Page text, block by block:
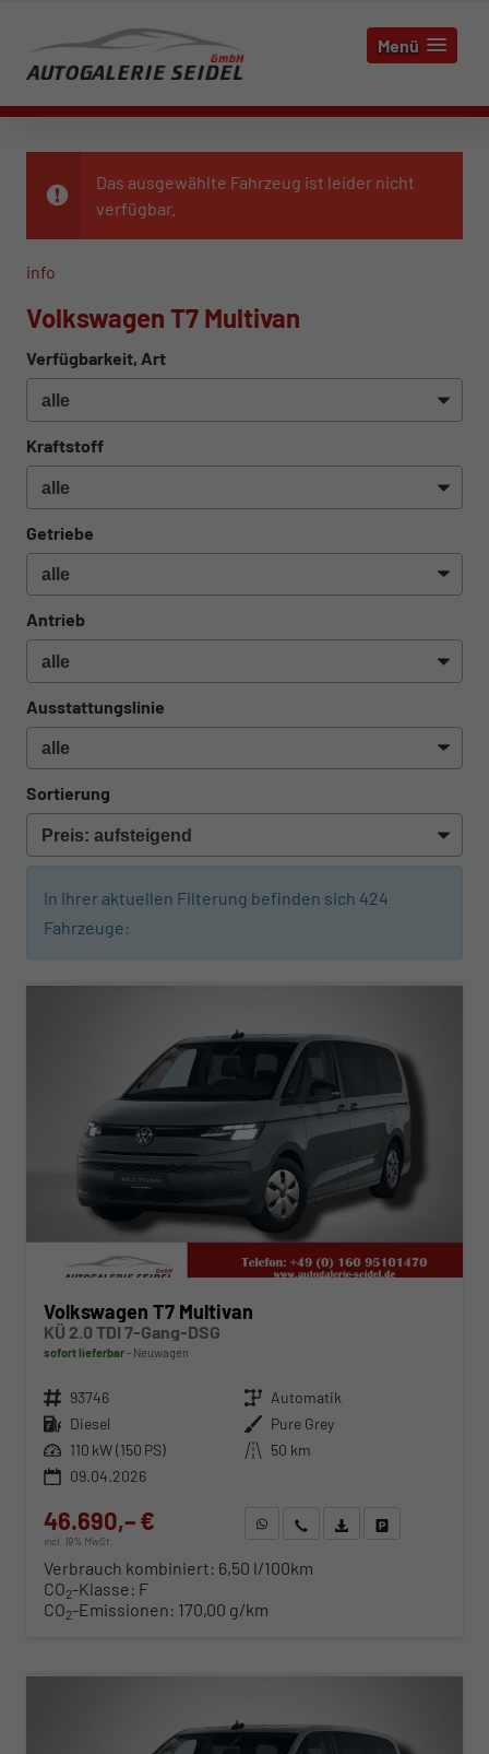
Menü
Das ausgewählte Fahrzeug ist leider nicht
verfügbar.
info
Volkswagen T7 Multivan
Verfügbarkeit, Art
Kraftstoff
Getriebe
Antrieb
Ausstattungslinie
Sortierung
In Ihrer aktuellen Filterung befinden sich 424
Fahrzeuge:
ab 474,– € mtl.
Volkswagen T7 Multivan
KÜ 2.0 TDI 7-Gang-DSG
sofort lieferbar Neuwagen
Fahrzeugnr. 93746 Getriebe Automatik
Kraftstoff Diesel Außenfarbe Pure Grey
Leistung 110 kW (150 PS) Kilometerstand 50 km
09.04.2026
46.690,– €
incl. 19% MwSt.
WhatsApp anfragen
Wir rufen Sie anFahrzeugexposé (PDF)
Verbrauch kombiniert: 6,50 l/100km
CO2-Klasse: F
CO2-Emissionen: 170,00 g/km